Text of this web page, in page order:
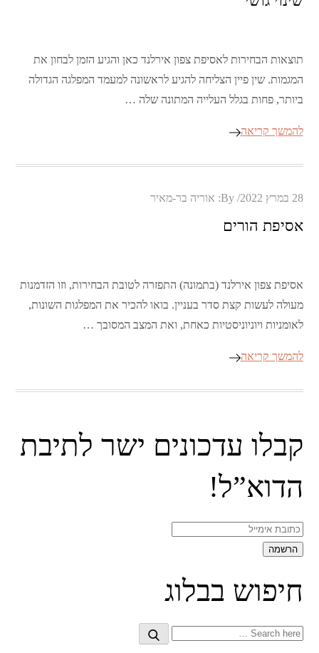
תוצאות הבחירות לאסיפת צפון אירלנד כאן והגיע הזמן לבחון את
המגמות. שין פיין הצליחה להגיע לראשונה למעמד המפלגה הגדולה
ביותר, פחות בגלל העלייה המתונה שלה …
להמשך קריאה
Posted
28 במרץ 2022 By: אוריה בר-מאיר
אסיפת הורים
אסיפת צפון אירלנד (בתמונה) התפזרה לטובת הבחירות, וזו הזדמנות
מעולה לעשות קצת סדר בעניין. בואו להכיר את המפלגות השונות,
לאומניות ויוניוניסטיות כאחת, ואת המצב המסובך …
להמשך קריאה
קבלו עדכונים ישר לתיבת
הדוא”ל!
חיפוש בבלוג
Search
Search